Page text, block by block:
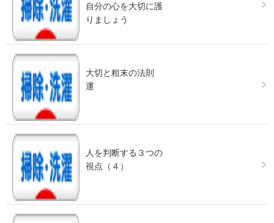
自分の心を大切に護
りましょう
大切と粗末の法則
運
人を判断する３つの
視点（４）